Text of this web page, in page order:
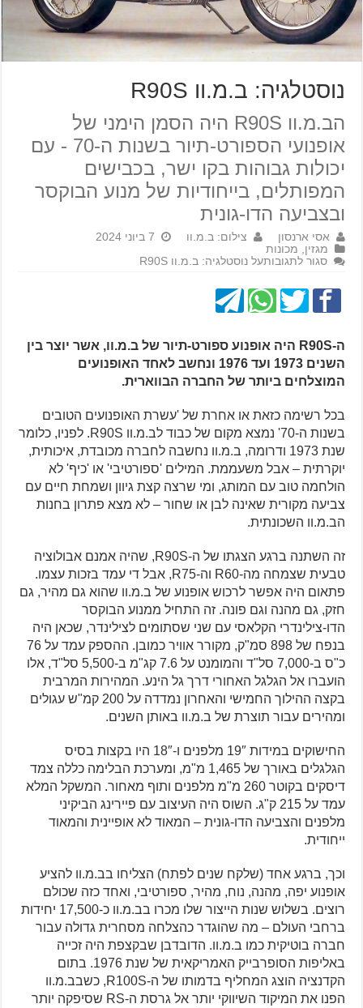
נוסטלגיה: ב.מ.וו R90S
הב.מ.וו R90S היה הסמן הימני של
אופנועי הספורט-תיור בשנות ה-70 - עם
יכולות גבוהות בקו ישר, בכבישים
המפותלים, בייחודיות של מנוע הבוקסר
ובצביעה הדו-גונית
אסי ארנסון צילום: ב.מ.וו
7 ביוני 2024
מגזין
מכונות
סגור לתגובותעל נוסטלגיה: ב.מ.וו R90S
ה-R90S היה אופנוע ספורט-תיור של ב.מ.וו, אשר יוצר בין
השנים 1973 ועד 1976 ונחשב לאחד האופנועים
המוצלחים ביותר של החברה הבווארית.
בכל רשימה כזאת או אחרת של 'עשרת האופנועים הטובים
בשנות ה-70' נמצא מקום של כבוד לב.מ.וו R90S. לפניו, כלומר
שנת 1973 ודרומה, ב.מ.וו נחשבה לחברה מכובדת, איכותית,
יוקרתית – אבל משעממת. המילים 'ספורטיבי' או 'כיף' לא
הולחמה טוב עם המותג, ומי שרצה קצת גיוון ושמחת חיים עם
צביעה מקורית שאינה לבן או שחור – לא מצא פתרון בחנות
הב.מ.וו השכונתית.
זה השתנה ברגע הצגתו של ה-R90S, שהיה אמנם אבולוציה
טבעית שצמחה מה-R60 וה-R75, אבל די עמד בזכות עצמו.
פתאום היה אפשר לרכוש אופנוע של ב.מ.וו שהוא גם מהיר, גם
חזק, גם מהנה וגם פונה. זה התחיל ממנוע הבוקסר
הדו-צילינדרי הקלאסי עם שני שסתומים לצילינדר, שכאן היה
בנפח של 898 סמ"ק, מקורר אוויר כמובן. ההספק עמד על 76
כ"ס ב-7,000 סל"ד והמומנט על 7.6 קג"מ ב-5,500 סל"ד, אלו
הועברו אל הגלגל האחורי דרך גל הינע. המהירות המרבית
בקצה ההילוך החמישי והאחרון נמדדה על 200 קמ"ש עגולים
ומהירים עבור תוצרת של ב.מ.וו באותן השנים.
החישוקים במידות 19″ מלפנים ו-18″ היו בקצות בסיס
הגלגלים באורך של 1,465 מ"מ, ומערכת הבלימה כללה צמד
דיסקים בקוטר 260 מ"מ מלפנים ותוף מאחור. המשקל המלא
עמד על 215 ק"ג. השוס היה העיצוב עם פיירינג הביקיני
מלפנים והצביעה הדו-גונית – המאוד לא אופיינית והמאוד
ייחודית.
וכך, ברגע אחד (שלקח שנים לפתח) הצליחו בב.מ.וו להציע
אופנוע יפה, מהנה, נוח, מהיר, ספורטיבי, ואחד כזה שכולם
רוצים. בשלוש שנות הייצור שלו מכרו בב.מ.וו כ-17,500 יחידות
ברחבי העולם – מה שהוגדר כהצלחה מסחרית גדולה עבור
חברה בוטיקית כמו ב.מ.וו. הדובדבן שבקצפת היה זכייה
באליפות הסופרבייק האמריקאית של שנת 1976. בתום
הקדנציה הוצג המחליף בדמותו של ה-R100S, כשבב.מ.וו
הפנו את המיקוד השיווקי יותר אל גרסת ה-RS שסיפקה יותר